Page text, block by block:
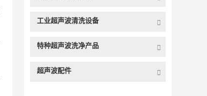
工业超声波清洗设备
特种超声波洗净产品
超声波配件